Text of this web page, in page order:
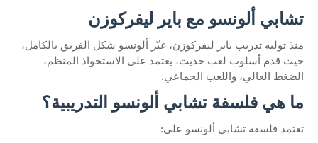
تشابي ألونسو مع باير ليفركوزن
منذ توليه تدريب باير ليفركوزن، غيّر ألونسو شكل الفريق بالكامل،
حيث قدم أسلوب لعب حديث، يعتمد على الاستحواذ المنظم،
الضغط العالي، واللعب الجماعي.
ما هي فلسفة تشابي ألونسو التدريبية؟
تعتمد فلسفة تشابي ألونسو على: